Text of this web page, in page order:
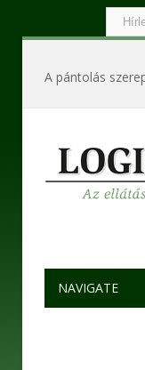
NAVIGATE